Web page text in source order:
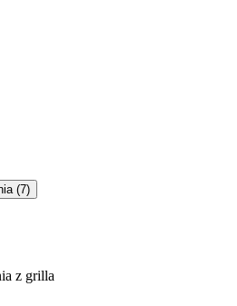
(7)
z grilla